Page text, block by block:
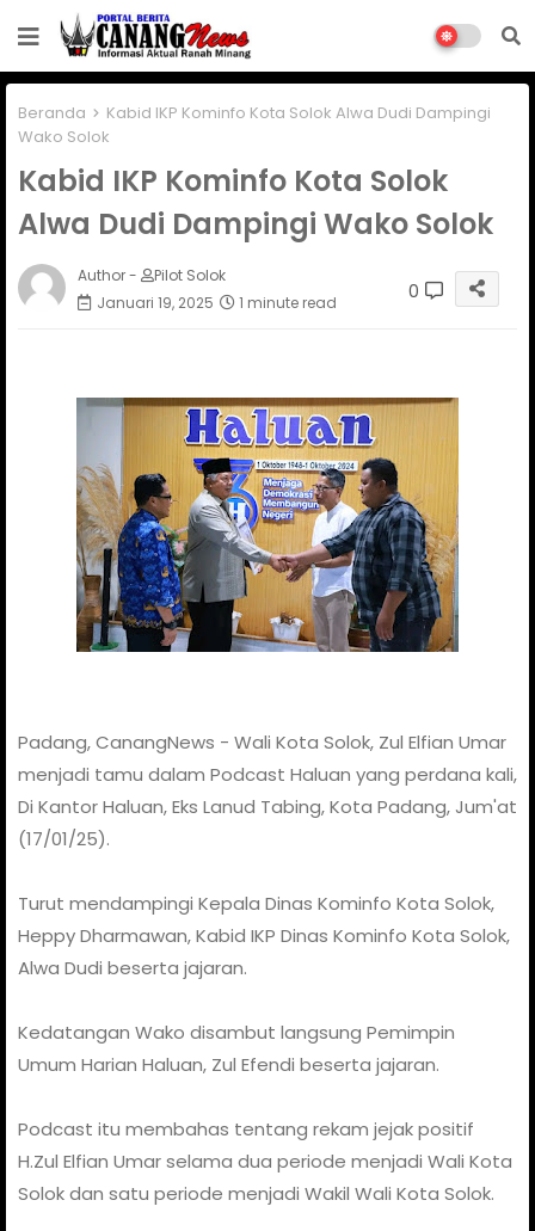
Beranda
Kabid IKP Kominfo Kota Solok Alwa Dudi Dampingi
Wako Solok
Kabid IKP Kominfo Kota Solok
Alwa Dudi Dampingi Wako Solok
Author -
Pilot Solok
Januari 19, 2025
1 minute read 0
Padang, CanangNews - Wali Kota Solok, Zul Elfian Umar
menjadi tamu dalam Podcast Haluan yang perdana kali,
Di Kantor Haluan, Eks Lanud Tabing, Kota Padang, Jum'at
(17/01/25).
Turut mendampingi Kepala Dinas Kominfo Kota Solok,
Heppy Dharmawan, Kabid IKP Dinas Kominfo Kota Solok,
Alwa Dudi beserta jajaran.
Kedatangan Wako disambut langsung Pemimpin
Umum Harian Haluan, Zul Efendi beserta jajaran.
Podcast itu membahas tentang rekam jejak positif
H.Zul Elfian Umar selama dua periode menjadi Wali Kota
Solok dan satu periode menjadi Wakil Wali Kota Solok.